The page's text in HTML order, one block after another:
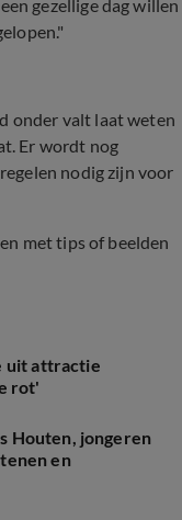
gezellige dag willen
onder valt laat weten
Er wordt nog
nodig zijn voor
met tips of beelden
uit attractie
rot'
Houten, jongeren
en